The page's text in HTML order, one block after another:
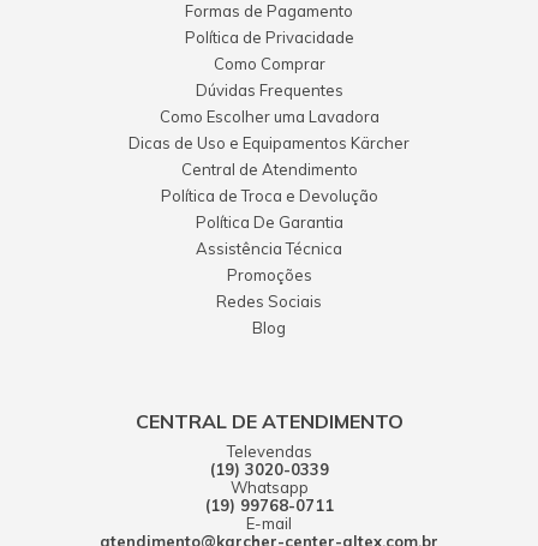
Formas de Pagamento
Política de Privacidade
Como Comprar
Dúvidas Frequentes
Como Escolher uma Lavadora
Dicas de Uso e Equipamentos Kärcher
Central de Atendimento
Política de Troca e Devolução
Política De Garantia
Assistência Técnica
Promoções
Redes Sociais
Blog
CENTRAL DE ATENDIMENTO
Televendas
(19) 3020-0339
Whatsapp
(19) 99768-0711
E-mail
atendimento@karcher-center-altex.com.br